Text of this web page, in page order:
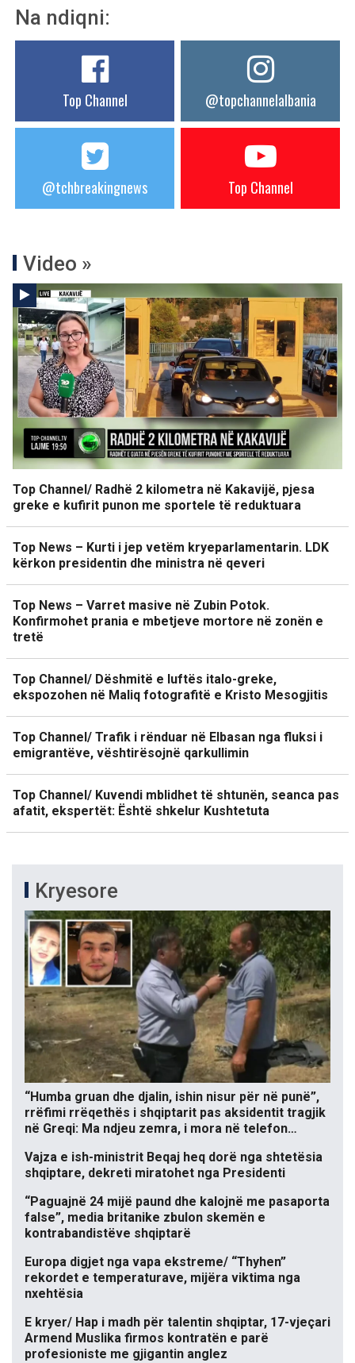
Na ndiqni:
Top Channel @topchannelalbania
@tchbreakingnews Top Channel
Video »
Top Channel/ Radhë 2 kilometra në Kakavijë, pjesa
greke e kufirit punon me sportele të reduktuara
Top News – Kurti i jep vetëm kryeparlamentarin. LDK
kërkon presidentin dhe ministra në qeveri
Top News – Varret masive në Zubin Potok.
Konfirmohet prania e mbetjeve mortore në zonën e
tretë
Top Channel/ Dëshmitë e luftës italo-greke,
ekspozohen në Maliq fotografitë e Kristo Mesogjitis
Top Channel/ Trafik i rënduar në Elbasan nga fluksi i
emigrantëve, vështirësojnë qarkullimin
Top Channel/ Kuvendi mblidhet të shtunën, seanca pas
afatit, ekspertët: Është shkelur Kushtetuta
Kryesore
“Humba gruan dhe djalin, ishin nisur për në punë”,
rrëfimi rrëqethës i shqiptarit pas aksidentit tragjik
në Greqi: Ma ndjeu zemra, i mora në telefon…
Vajza e ish-ministrit Beqaj heq dorë nga shtetësia
shqiptare, dekreti miratohet nga Presidenti
“Paguajnë 24 mijë paund dhe kalojnë me pasaporta
false”, media britanike zbulon skemën e
kontrabandistëve shqiptarë
Europa digjet nga vapa ekstreme/ “Thyhen”
rekordet e temperaturave, mijëra viktima nga
nxehtësia
E kryer/ Hap i madh për talentin shqiptar, 17-vjeçari
Armend Muslika firmos kontratën e parë
profesioniste me gjigantin anglez